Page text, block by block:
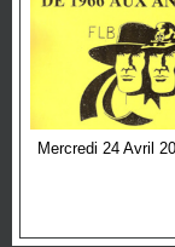
Mercredi 24 Avril